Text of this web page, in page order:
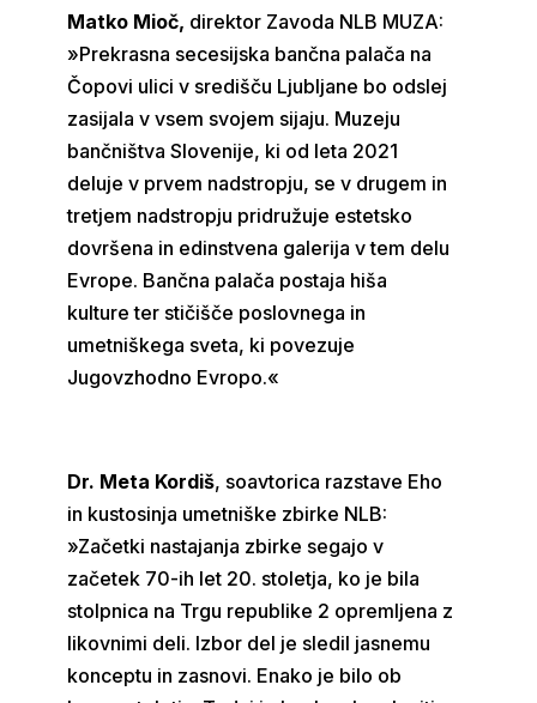
Matko Mioč, direktor Zavoda NLB MUZA:
»Prekrasna secesijska bančna palača na
Čopovi ulici v središču Ljubljane bo odslej
zasijala v vsem svojem sijaju. Muzeju
bančništva Slovenije, ki od leta 2021
deluje v prvem nadstropju, se v drugem in
tretjem nadstropju pridružuje estetsko
dovršena in edinstvena galerija v tem delu
Evrope. Bančna palača postaja hiša
kulture ter stičišče poslovnega in
umetniškega sveta, ki povezuje
Jugovzhodno Evropo.«
Dr. Meta Kordiš, soavtorica razstave Eho
in kustosinja umetniške zbirke NLB:
»Začetki nastajanja zbirke segajo v
začetek 70-ih let 20. stoletja, ko je bila
stolpnica na Trgu republike 2 opremljena z
likovnimi deli. Izbor del je sledil jasnemu
konceptu in zasnovi. Enako je bilo ob